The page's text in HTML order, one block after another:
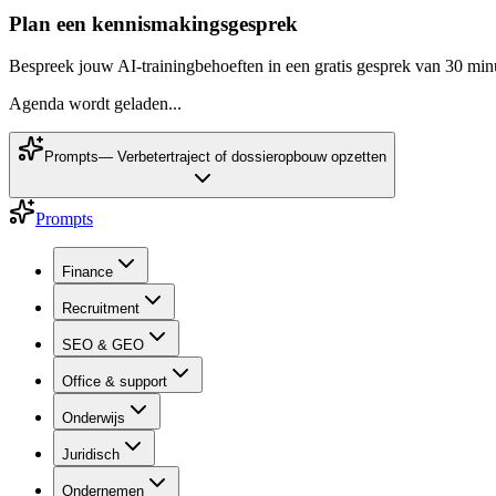
Plan een kennismakingsgesprek
Bespreek jouw AI-trainingbehoeften in een gratis gesprek van 30
Agenda wordt geladen...
Prompts— Verbetertraject of dossieropbouw opzetten
Prompts
Finance
Recruitment
SEO & GEO
Office & support
Onderwijs
Juridisch
Ondernemen